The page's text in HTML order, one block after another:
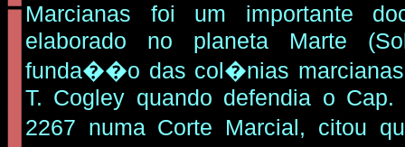
Marcianas foi um importante
elaborado no planeta Marte
funda��o das col�nias marcianas
T. Cogley quando defendia o
2267 numa Corte Marcial, citou